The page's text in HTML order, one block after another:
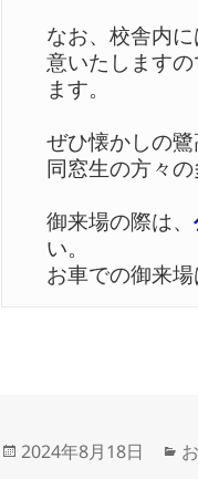
なお、校舎内
意いたします
ます。
ぜひ懐かしの
同窓生の方々
御来場の際は、
い。
お車での御来
投
2024年8月18日
カ